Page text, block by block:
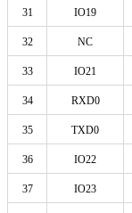
31 IO19
32 NC
33 IO21
34 RXD0
35 TXD0
36 IO22
37 IO23